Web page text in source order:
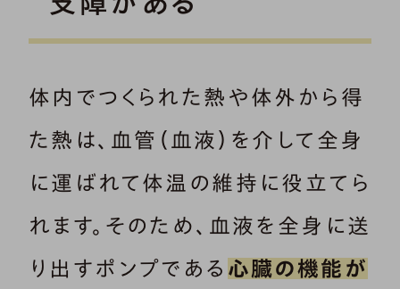
体内でつくられた熱や体外から得
た熱は、血管（血液）を介して全身
に運ばれて体温の維持に役立てら
れます。そのため、血液を全身に送
り出すポンプである 心臓の機能が